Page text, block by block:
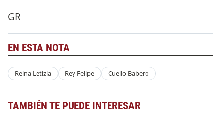
GR
EN ESTA NOTA
Reina Letizia Rey Felipe Cuello Babero
TAMBIÉN TE PUEDE INTERESAR